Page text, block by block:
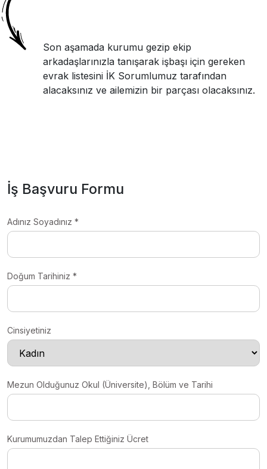
Son aşamada kurumu gezip ekip
arkadaşlarınızla tanışarak işbaşı için gereken
evrak listesini İK Sorumlumuz tarafından
alacaksınız ve ailemizin bir parçası olacaksınız.
İş Başvuru Formu
Adınız Soyadınız *
Doğum Tarihiniz *
Cinsiyetiniz
Mezun Olduğunuz Okul (Üniversite), Bölüm ve Tarihi
Kurumumuzdan Talep Ettiğiniz Ücret